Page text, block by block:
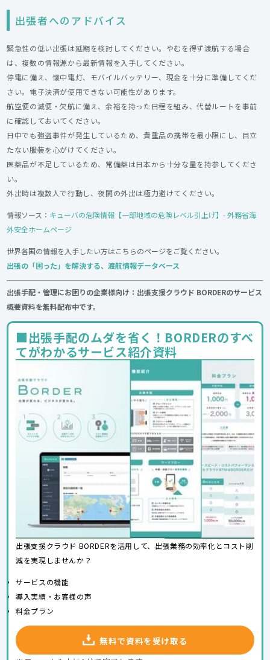
出張者へのアドバイス
緊急性の低い出張は延期を検討してください。やむを得ず渡航する場合
は、複数の情報源から最新情報を入手してください。
停電に備え、懐中電灯、モバイルバッテリー、現金を十分に準備してくだ
さい。電子決済が使用できない可能性があります。
航空便の減便・欠航に備え、余裕を持った日程を組み、代替ルートを事前
に確認しておいてください。
日中でも強盗事件が発生しているため、貴重品の携帯を最小限にし、目立
たない服装を心がけてください。
医薬品が不足しているため、常備薬は日本から十分な量を持参してくださ
い。
外出時は複数人で行動し、夜間の外出は極力避けてください。
情報ソース： キューバの危険情報【一部地域の危険レベル引上げ】- 外務省海
外安全ホームページ
世界各国の情報を入手したい方はこちらのページをご覧ください。
出張の「困った」を解決する、渡航情報データベース
出張手配・管理にお困りの企業様向け：出張支援クラウド BORDERのサービス
概要資料を無料配布中です。
■出張手配のムダを省く！BORDERのすべ
てがわかるサービス紹介資料
出張支援クラウド BORDERを活用して、出張業務の効率化とコスト削
減を実現しませんか？
サービスの機能
導入実績・お客様の声
料金プラン
無料で資料を受け取る